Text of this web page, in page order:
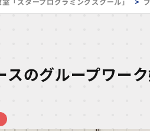
のグループワー